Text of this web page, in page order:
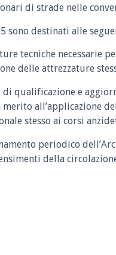
di strade nelle
sono destinati alle
tecniche necessarie
delle attrezzature
qualificazione e
all’applicazione
stesso ai corsi
periodico
della